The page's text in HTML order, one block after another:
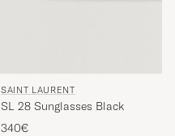
SAINT LAURENT
SL 28 Sunglasses Black
340€